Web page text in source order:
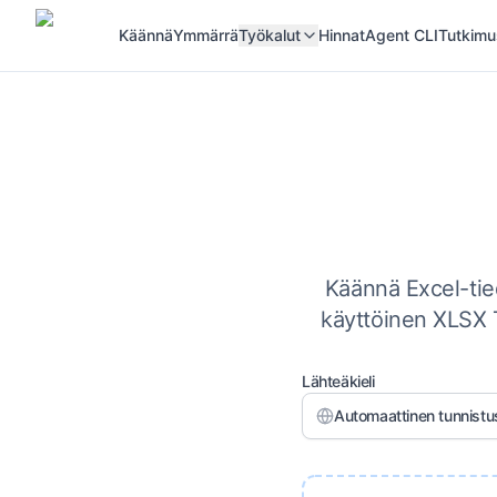
KäännäYmmärräTyökalut HinnatAgent CLI
Käännä Excel-
käyttöinen XLSX
Lähteäkieli
Automaattinen